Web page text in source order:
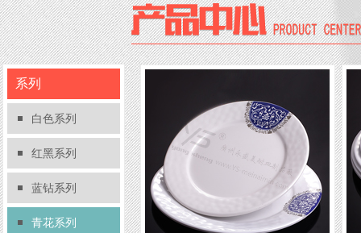
系列
白色系列
红黑系列
蓝钻系列
青花系列